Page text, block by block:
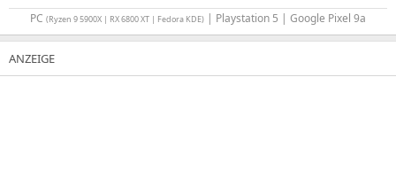
PC (Ryzen 9 5900X | RX 6800 XT | Fedora KDE) | Playstation 5 | Google Pixel 9a​